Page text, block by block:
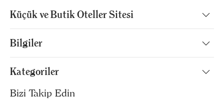
Küçük ve Butik Oteller Sitesi
Bilgiler
Kategoriler
Bizi Takip Edin